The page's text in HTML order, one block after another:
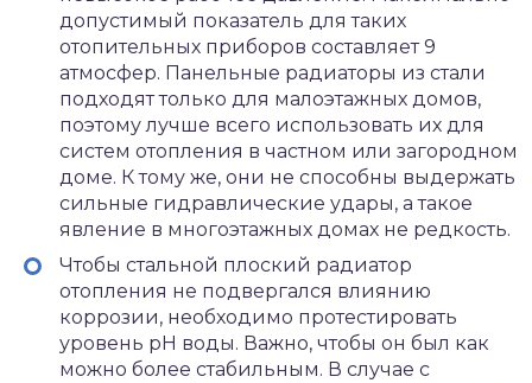
допустимый показатель для таких
отопительных приборов составляет 9
атмосфер. Панельные радиаторы из стали
подходят только для малоэтажных домов,
поэтому лучше всего использовать их для
систем отопления в частном или загородном
доме. К тому же, они не способны выдержать
сильные гидравлические удары, а такое
явление в многоэтажных домах не редкость.
Чтобы стальной плоский радиатор
отопления не подвергался влиянию
коррозии, необходимо протестировать
уровень рН воды. Важно, чтобы он был как
можно более стабильным. В случае с